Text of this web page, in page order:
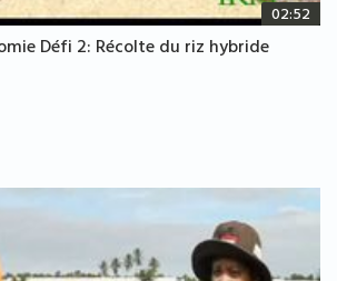
02:52
Défi 2: Récolte du riz hybride